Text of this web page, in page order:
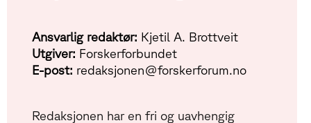
Ansvarlig redaktør: Kjetil A. Brottveit
Utgiver: Forskerforbundet
E-post: redaksjonen@forskerforum.no
Redaksjonen har en fri og uavhengig